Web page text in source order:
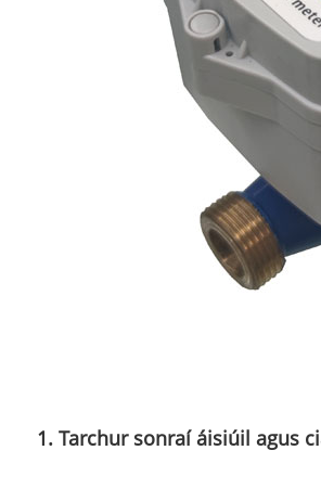
1. Tarchur sonraí áisiúil agus